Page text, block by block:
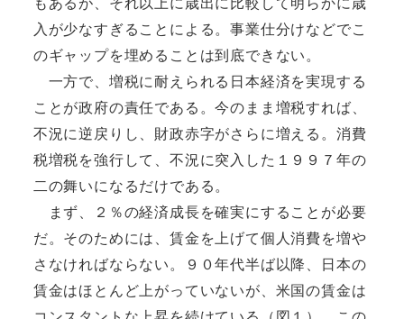
入が少なすぎることによる。事業仕分けなどでこ
のギャップを埋めることは到底できない。
一方で、増税に耐えられる日本経済を実現する
ことが政府の責任である。今のまま増税すれば、
不況に逆戻りし、財政赤字がさらに増える。消費
税増税を強行して、不況に突入した１９９７年の
二の舞いになるだけである。
まず、２％の経済成長を確実にすることが必要
だ。そのためには、賃金を上げて個人消費を増や
さなければならない。９０年代半ば以降、日本の
賃金はほとんど上がっていないが、米国の賃金は